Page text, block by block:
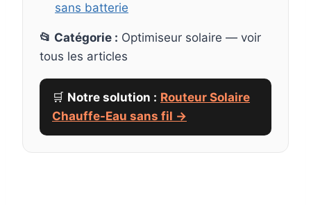
sans batterie
📂 Catégorie : Optimiseur solaire — voir
tous les articles
🛒 Notre solution : Routeur Solaire
Chauffe-Eau sans fil →